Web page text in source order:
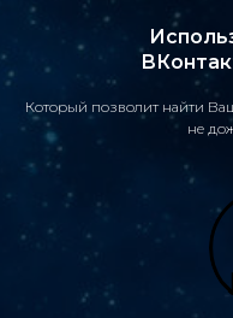
Который позволит найти
не